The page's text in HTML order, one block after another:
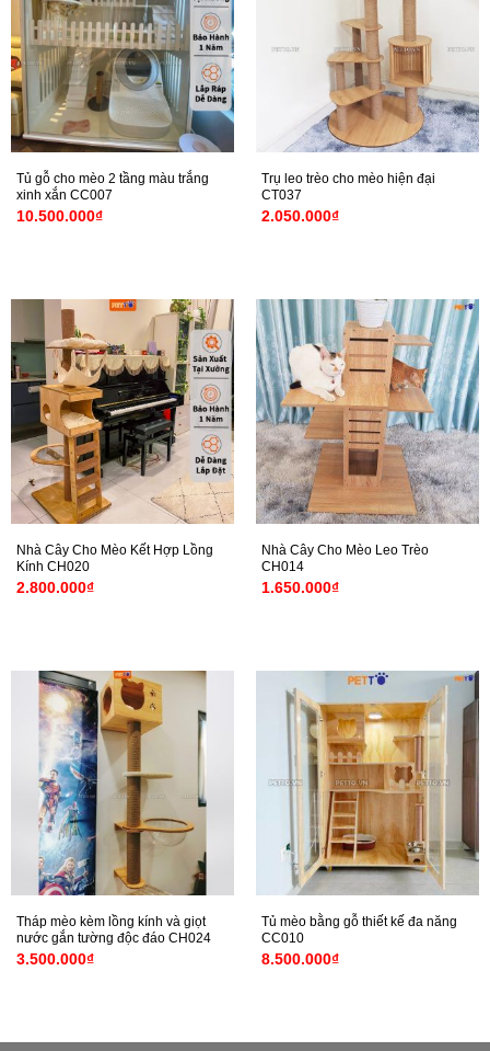
Tủ gỗ cho mèo 2 tầng màu trắng
xinh xắn CC007
10.500.000₫
Trụ leo trèo cho mèo hiện đại
CT037
2.050.000₫
Nhà Cây Cho Mèo Kết Hợp Lồng
Kính CH020
2.800.000₫
Nhà Cây Cho Mèo Leo Trèo
CH014
1.650.000₫
Tháp mèo kèm lồng kính và giọt
nước gắn tường độc đáo CH024
3.500.000₫
Tủ mèo bằng gỗ thiết kế đa năng
CC010
8.500.000₫